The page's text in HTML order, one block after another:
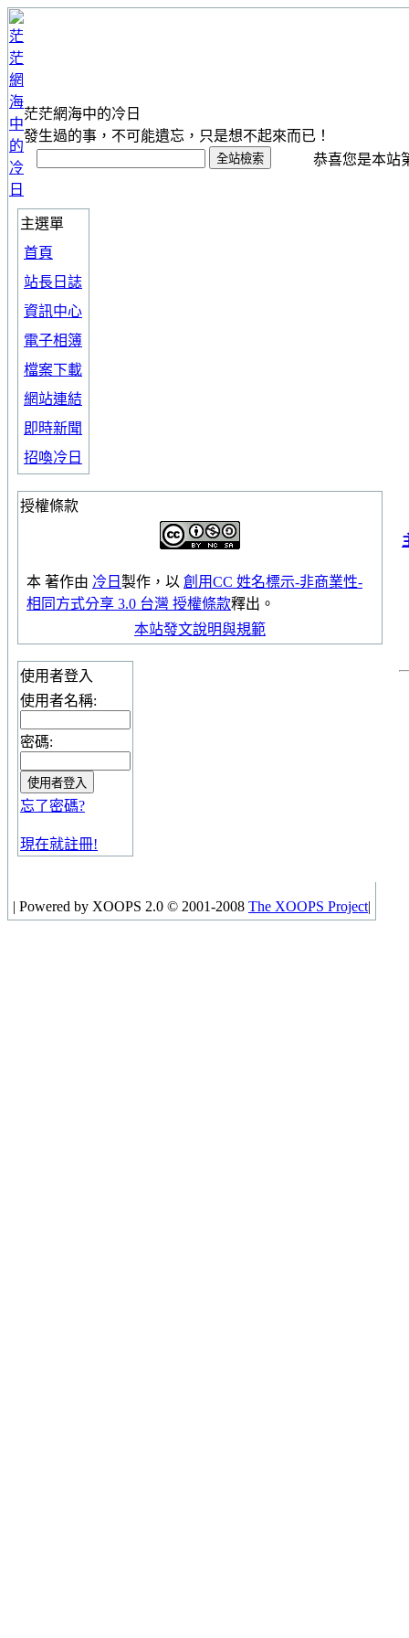
茫茫網海中的冷日
發生過的事，不可能遺忘，只是想不起來而已！
恭喜您是本站
主選單
首頁
站長日誌
資訊中心
電子相簿
檔案下載
網站連結
即時新聞
招喚冷日
授權條款
本 著作由 冷日 製作，以 創用CC 姓名標示-非商業性-
相同方式分享 3.0 台灣 授權條款釋出。
本站發文說明與規範
使用者登入
使用者名稱:
密碼:
忘了密碼?
現在就註冊!
| Powered by XOOPS 2.0 © 2001-2008 The XOOPS Project|